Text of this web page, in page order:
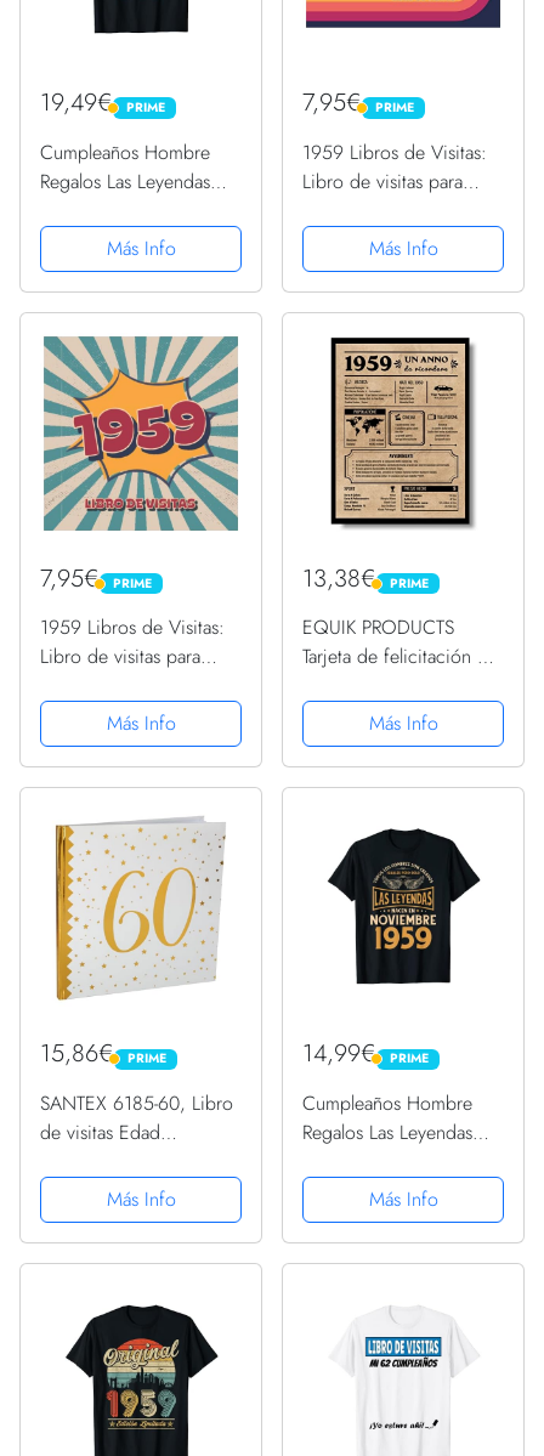
19,49€ PRIME
PRIME
Cumpleaños Hombre
Regalos Las Leyendas
Más Info
7,95€ PRIME
PRIME
1959 Libros de Visitas:
Libro de visitas para
de estilo retro para que
la familia y los amigos
inserten saludos y
Más Info
7,95€ PRIME
PRIME
1959 Libros de Visitas:
Libro de visitas para
de estilo retro para que
la familia y los amigos
inserten saludos y
Más Info
13,38€ PRIME
PRIME
EQUIK PRODUCTS
Tarjeta de felicitación de
Regalo de cumpleaños
original | Diario Vintage
| Cumpleaños Hombre |
Más Info
15,86€ PRIME
PRIME
SANTEX 6185-60, Libro
de visitas Edad
Más Info
14,99€ PRIME
PRIME
Cumpleaños Hombre
Regalos Las Leyendas
CamisetaMás Info